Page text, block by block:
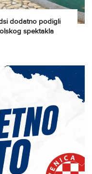
dodatno podigli
spektakla